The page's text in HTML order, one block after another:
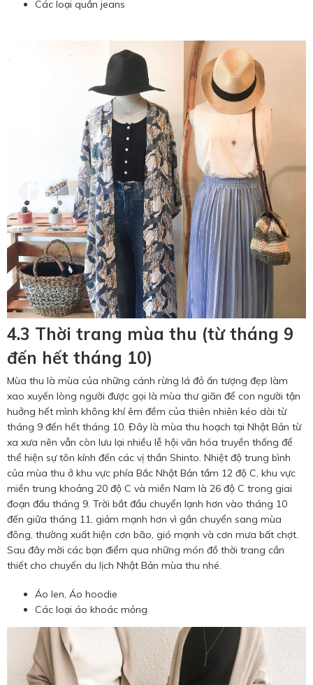
Các loại quần jeans
4.3 Thời trang mùa thu (từ tháng 9
đến hết tháng 10)
Mùa thu là mùa của những cánh rừng lá đỏ ấn tượng đẹp làm
xao xuyến lòng người được gọi là mùa thư giãn để con người tận
huởng hết mình không khí êm đềm của thiên nhiên kéo dài từ
tháng 9 đến hết tháng 10. Đây là mùa thu hoạch tại Nhật Bản từ
xa xưa nên vẫn còn lưu lại nhiều lễ hội văn hóa truyền thống để
thể hiện sự tôn kính đến các vị thần Shinto. Nhiệt độ trung bình
của mùa thu ở khu vực phía Bắc Nhật Bản tầm 12 độ C, khu vực
miền trung khoảng 20 độ C và miền Nam là 26 độ C trong giai
đoạn đầu tháng 9. Trời bắt đầu chuyển lạnh hơn vào tháng 10
đến giữa tháng 11, giảm mạnh hơn vì gần chuyển sang mùa
đông, thường xuất hiện cơn bão, gió mạnh và cơn mưa bất chợt.
Sau đây mời các bạn điểm qua những món đồ thời trang cần
thiết cho chuyến du lịch Nhật Bản mùa thu nhé.
Áo len, Áo hoodie
Các loại áo khoác mỏng